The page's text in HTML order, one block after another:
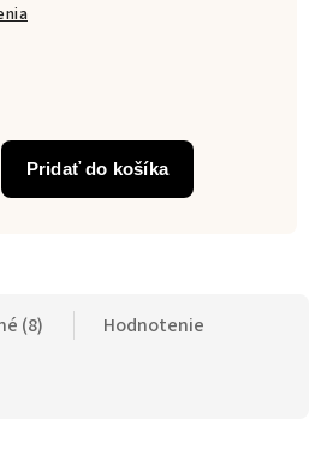
Pridať do košíka
(8) Hodnotenie